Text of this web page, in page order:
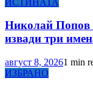
Николай Попов
извади три
август 8, 20261 min
ИЗБРАНО